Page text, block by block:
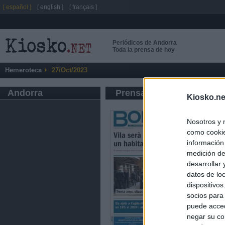
Nosotros y
como
medición
desarrollar
datos de
socios
puede
negar su
Periódicos de Andorra
Toda la prensa de hoy
Hemeroteca 27/Oct/2023
Andorra Prensa de Información
[ español ] [ english ] [ français ]